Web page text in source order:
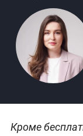
Кроме